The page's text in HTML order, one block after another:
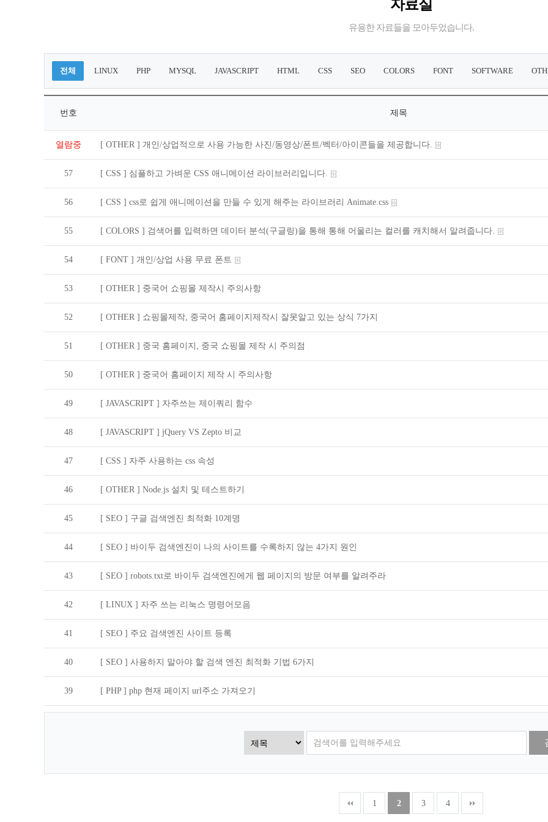
자료실
유용한 자료들을 모아두었습니다.
전체 LINUX PHP MYSQL JAVASCRIPT HTML CSS SEO COLORS FONT SOFTWARE
번호 제목
열람중 [ OTHER ] 개인/상업적으로 사용 가능한 사진/동영상/폰트/벡터/아이콘들을 제공합니다.
57 [ CSS ] 심플하고 가벼운 CSS 애니메이션 라이브러리입니다.
56 [ CSS ] css로 쉽게 애니메이션을 만들 수 있게 해주는 라이브러리 Animate.css
55 [ COLORS ] 검색어를 입력하면 데이터 분석(구글링)을 통해 통해 어울리는 컬러를 캐치해서 알려줍니다.
54 [ FONT ] 개인/상업 사용 무료 폰트
53 [ OTHER ] 중국어 쇼핑몰 제작시 주의사항
52 [ OTHER ] 쇼핑몰제작, 중국어 홈페이지제작시 잘못알고 있는 상식 7가지
51 [ OTHER ] 중국 홈페이지, 중국 쇼핑몰 제작 시 주의점
50 [ OTHER ] 중국어 홈페이지 제작 시 주의사항
49 [ JAVASCRIPT ] 자주쓰는 제이쿼리 함수
48 [ JAVASCRIPT ] jQuery VS Zepto 비교
47 [ CSS ] 자주 사용하는 css 속성
46 [ OTHER ] Node.js 설치 및 테스트하기
45 [ SEO ] 구글 검색엔진 최적화 10계명
44 [ SEO ] 바이두 검색엔진이 나의 사이트를 수록하지 않는 4가지 원인
43 [ SEO ] robots.txt로 바이두 검색엔진에게 웹 페이지의 방문 여부를 알려주라
42 [ LINUX ] 자주 쓰는 리눅스 명령어모음
41 [ SEO ] 주요 검색엔진 사이트 등록
40 [ SEO ] 사용하지 말아야 할 검색 엔진 최적화 기법 6가지
39 [ PHP ] php 현재 페이지 url주소 가져오기
1 2 3 4